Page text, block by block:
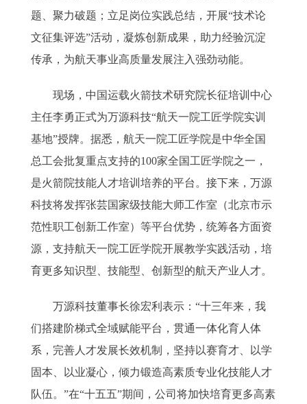
题、聚力破题；立足岗位实践总结，开展“技术论
文征集评选”活动，凝炼创新成果，助力经验沉淀
传承，为航天事业高质量发展注入强劲动能。
现场，中国运载火箭技术研究院长征培训中心
主任李勇正式为万源科技“航天一院工匠学院实训
基地”授牌。据悉，航天一院工匠学院是中华全国
总工会批复重点支持的100家全国工匠学院之一，
是火箭院技能人才培训培养的平台。接下来，万源
科技将发挥张芸国家级技能大师工作室（北京市示
范性职工创新工作室）等平台优势，统筹各方面资
源，支持航天一院工匠学院开展教学实践活动，培
育更多知识型、技能型、创新型的航天产业人才。
万源科技董事长徐宏利表示：“十三年来，我
们搭建阶梯式全域赋能平台，贯通一体化育人体
系，完善人才发展长效机制，坚持以赛育才、以学
固本、以业凝心，倾力锻造高素质专业化技能人才
队伍。”在“十五五”期间，公司将加快培育更多高素